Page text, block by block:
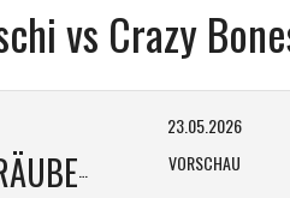
vs Crazy
23.05.2026
VORSCHAU